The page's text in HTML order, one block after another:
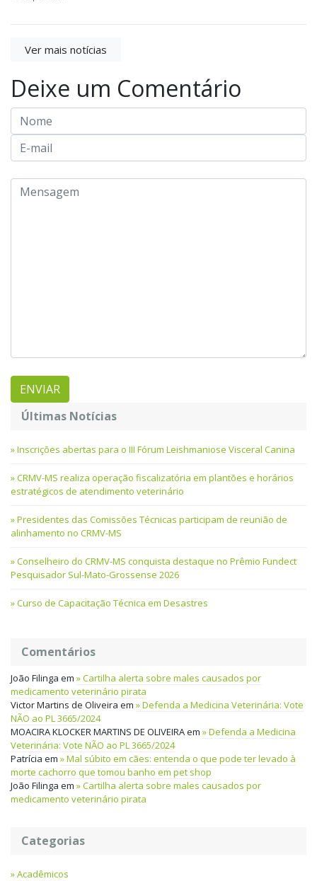
Ver mais notícias
Deixe um Comentário
Últimas Notícias
Inscrições abertas para o III Fórum Leishmaniose Visceral Canina
CRMV-MS realiza operação fiscalizatória em plantões e horários
estratégicos de atendimento veterinário
Presidentes das Comissões Técnicas participam de reunião de
alinhamento no CRMV-MS
Conselheiro do CRMV-MS conquista destaque no Prêmio Fundect
Pesquisador Sul-Mato-Grossense 2026
Curso de Capacitação Técnica em Desastres
Comentários
João Filinga em
Cartilha alerta sobre males causados por
medicamento veterinário pirata
Victor Martins de Oliveira em
Defenda a Medicina Veterinária: Vote
NÃO ao PL 3665/2024
MOACIRA KLOCKER MARTINS DE OLIVEIRAem
Defenda a Medicina
Veterinária: Vote NÃO ao PL 3665/2024
Patrícia em
Mal súbito em cães: entenda o que pode ter levado à
morte cachorro que tomou banho em pet shop
João Filinga em
Cartilha alerta sobre males causados por
medicamento veterinário pirata
Categorias
Acadêmicos